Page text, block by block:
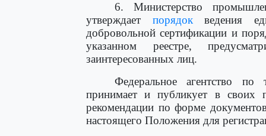
6. Министерство
утверждает порядокведения
добровольной сертификации и
указанном реестре,
заинтересованных лиц.
Федеральное агентство по
принимает и публикует в своих
рекомендации по форме
настоящего Положения для